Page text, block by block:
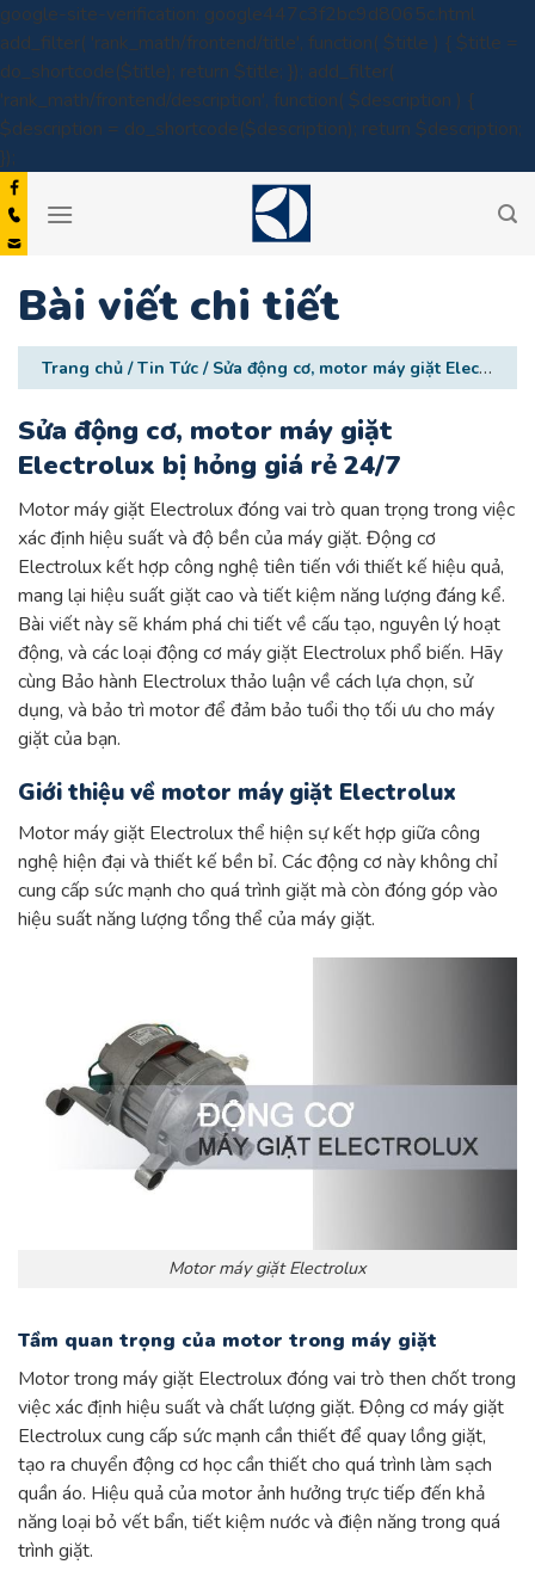
google-site-verification: google447c3f2bc9d8065c.html
add_filter( 'rank_math/frontend/title', function( $title ) { $title =
do_shortcode($title); return $title; }); add_filter(
'rank_math/frontend/description', function( $description ) {
$description = do_shortcode($description); return $description;
});
to
content
Bài viết chi tiết
Trang chủ /Tin Tức / Sửa động cơ, motor máy giặt Electrolux bị hỏng giá rẻ 24/7
Sửa động cơ, motor máy giặt
Electrolux bị hỏng giá rẻ 24/7
Motor máy giặt Electrolux đóng vai trò quan trọng trong việc
xác định hiệu suất và độ bền của máy giặt. Động cơ
Electrolux kết hợp công nghệ tiên tiến với thiết kế hiệu quả,
mang lại hiệu suất giặt cao và tiết kiệm năng lượng đáng kể.
Bài viết này sẽ khám phá chi tiết về cấu tạo, nguyên lý hoạt
động, và các loại động cơ máy giặt Electrolux phổ biến. Hãy
cùng Bảo hành Electrolux thảo luận về cách lựa chọn, sử
dụng, và bảo trì motor để đảm bảo tuổi thọ tối ưu cho máy
giặt của bạn.
Giới thiệu về motor máy giặt Electrolux
Motor máy giặt Electrolux thể hiện sự kết hợp giữa công
nghệ hiện đại và thiết kế bền bỉ. Các động cơ này không chỉ
cung cấp sức mạnh cho quá trình giặt mà còn đóng góp vào
hiệu suất năng lượng tổng thể của máy giặt.
Motor máy giặt Electrolux
Tầm quan trọng của motor trong máy giặt
Motor trong máy giặt Electrolux đóng vai trò then chốt trong
việc xác định hiệu suất và chất lượng giặt. Động cơ máy giặt
Electrolux cung cấp sức mạnh cần thiết để quay lồng giặt,
tạo ra chuyển động cơ học cần thiết cho quá trình làm sạch
quần áo. Hiệu quả của motor ảnh hưởng trực tiếp đến khả
năng loại bỏ vết bẩn, tiết kiệm nước và điện năng trong quá
trình giặt.